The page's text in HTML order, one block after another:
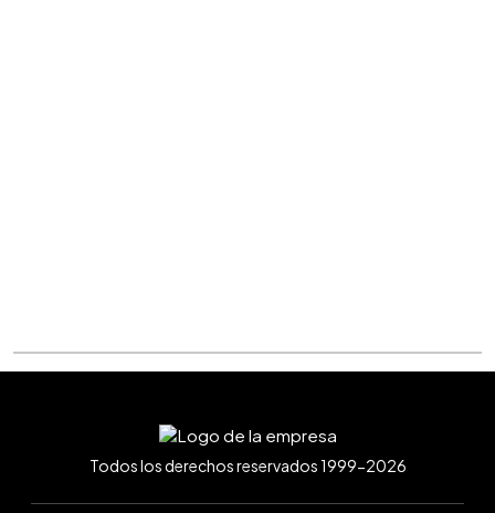
Todos los derechos reservados 1999-2026